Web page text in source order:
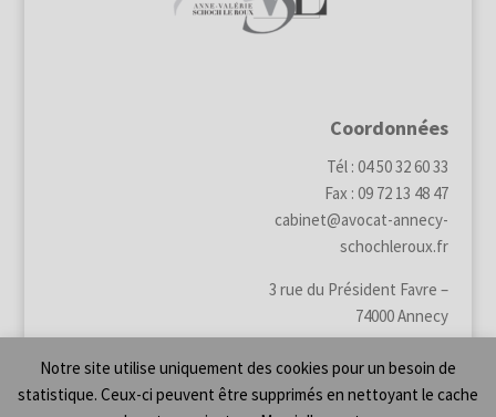
Notre site utilise uniquement des cookies pour un besoin de
statistique. Ceux-ci peuvent être supprimés en nettoyant le cache
Coordonnées
Tél : 04 50 32 60 33
Fax : 09 72 13 48 47
cabinet@avocat-annecy-
schochleroux.fr
3 rue du Président Favre –
74000 Annecy